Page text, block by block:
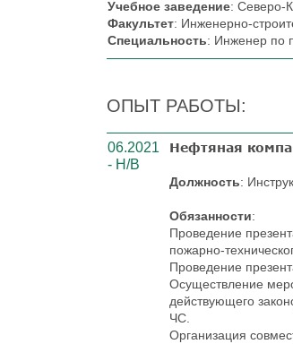
Учебное заведение: Северо-
Факультет: Инженерно-
Специальность: Инженер по
ОПЫТ РАБОТЫ:
06.2021
- Н/В
Нефтяная
Должность:
Обязанности:
Проведение
пожарно-
Проведение
Осуществление
действующего
ЧС.
Организация